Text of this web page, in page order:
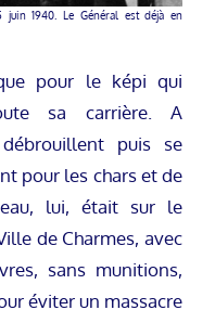
juin 1940. Le Général est déjà en
pour le képi qui
sa carrière. A
puis se
pour les chars et de
lui, était sur le
de Charmes, avec
sans munitions,
éviter un massacre